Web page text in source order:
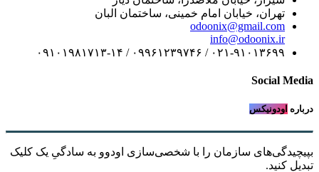
تهران، خیابان امام خمینی، ساختمان البان
odoonix@gmail.com
info@odoonix.ir
۰۲۱-۹۱۰۱۳۶۹۹ / ۰۹۹۶۱۲۳۹۷۴۶ / ۰۹۱۰۱۹۸۱۷۱۳-۱۴
Social Media
درباره اودونیکس
بپیچیدگی‌های سازمان را با شخصی‌سازی اودوو به سادگیِ یک کلیک
تبدیل کنید.